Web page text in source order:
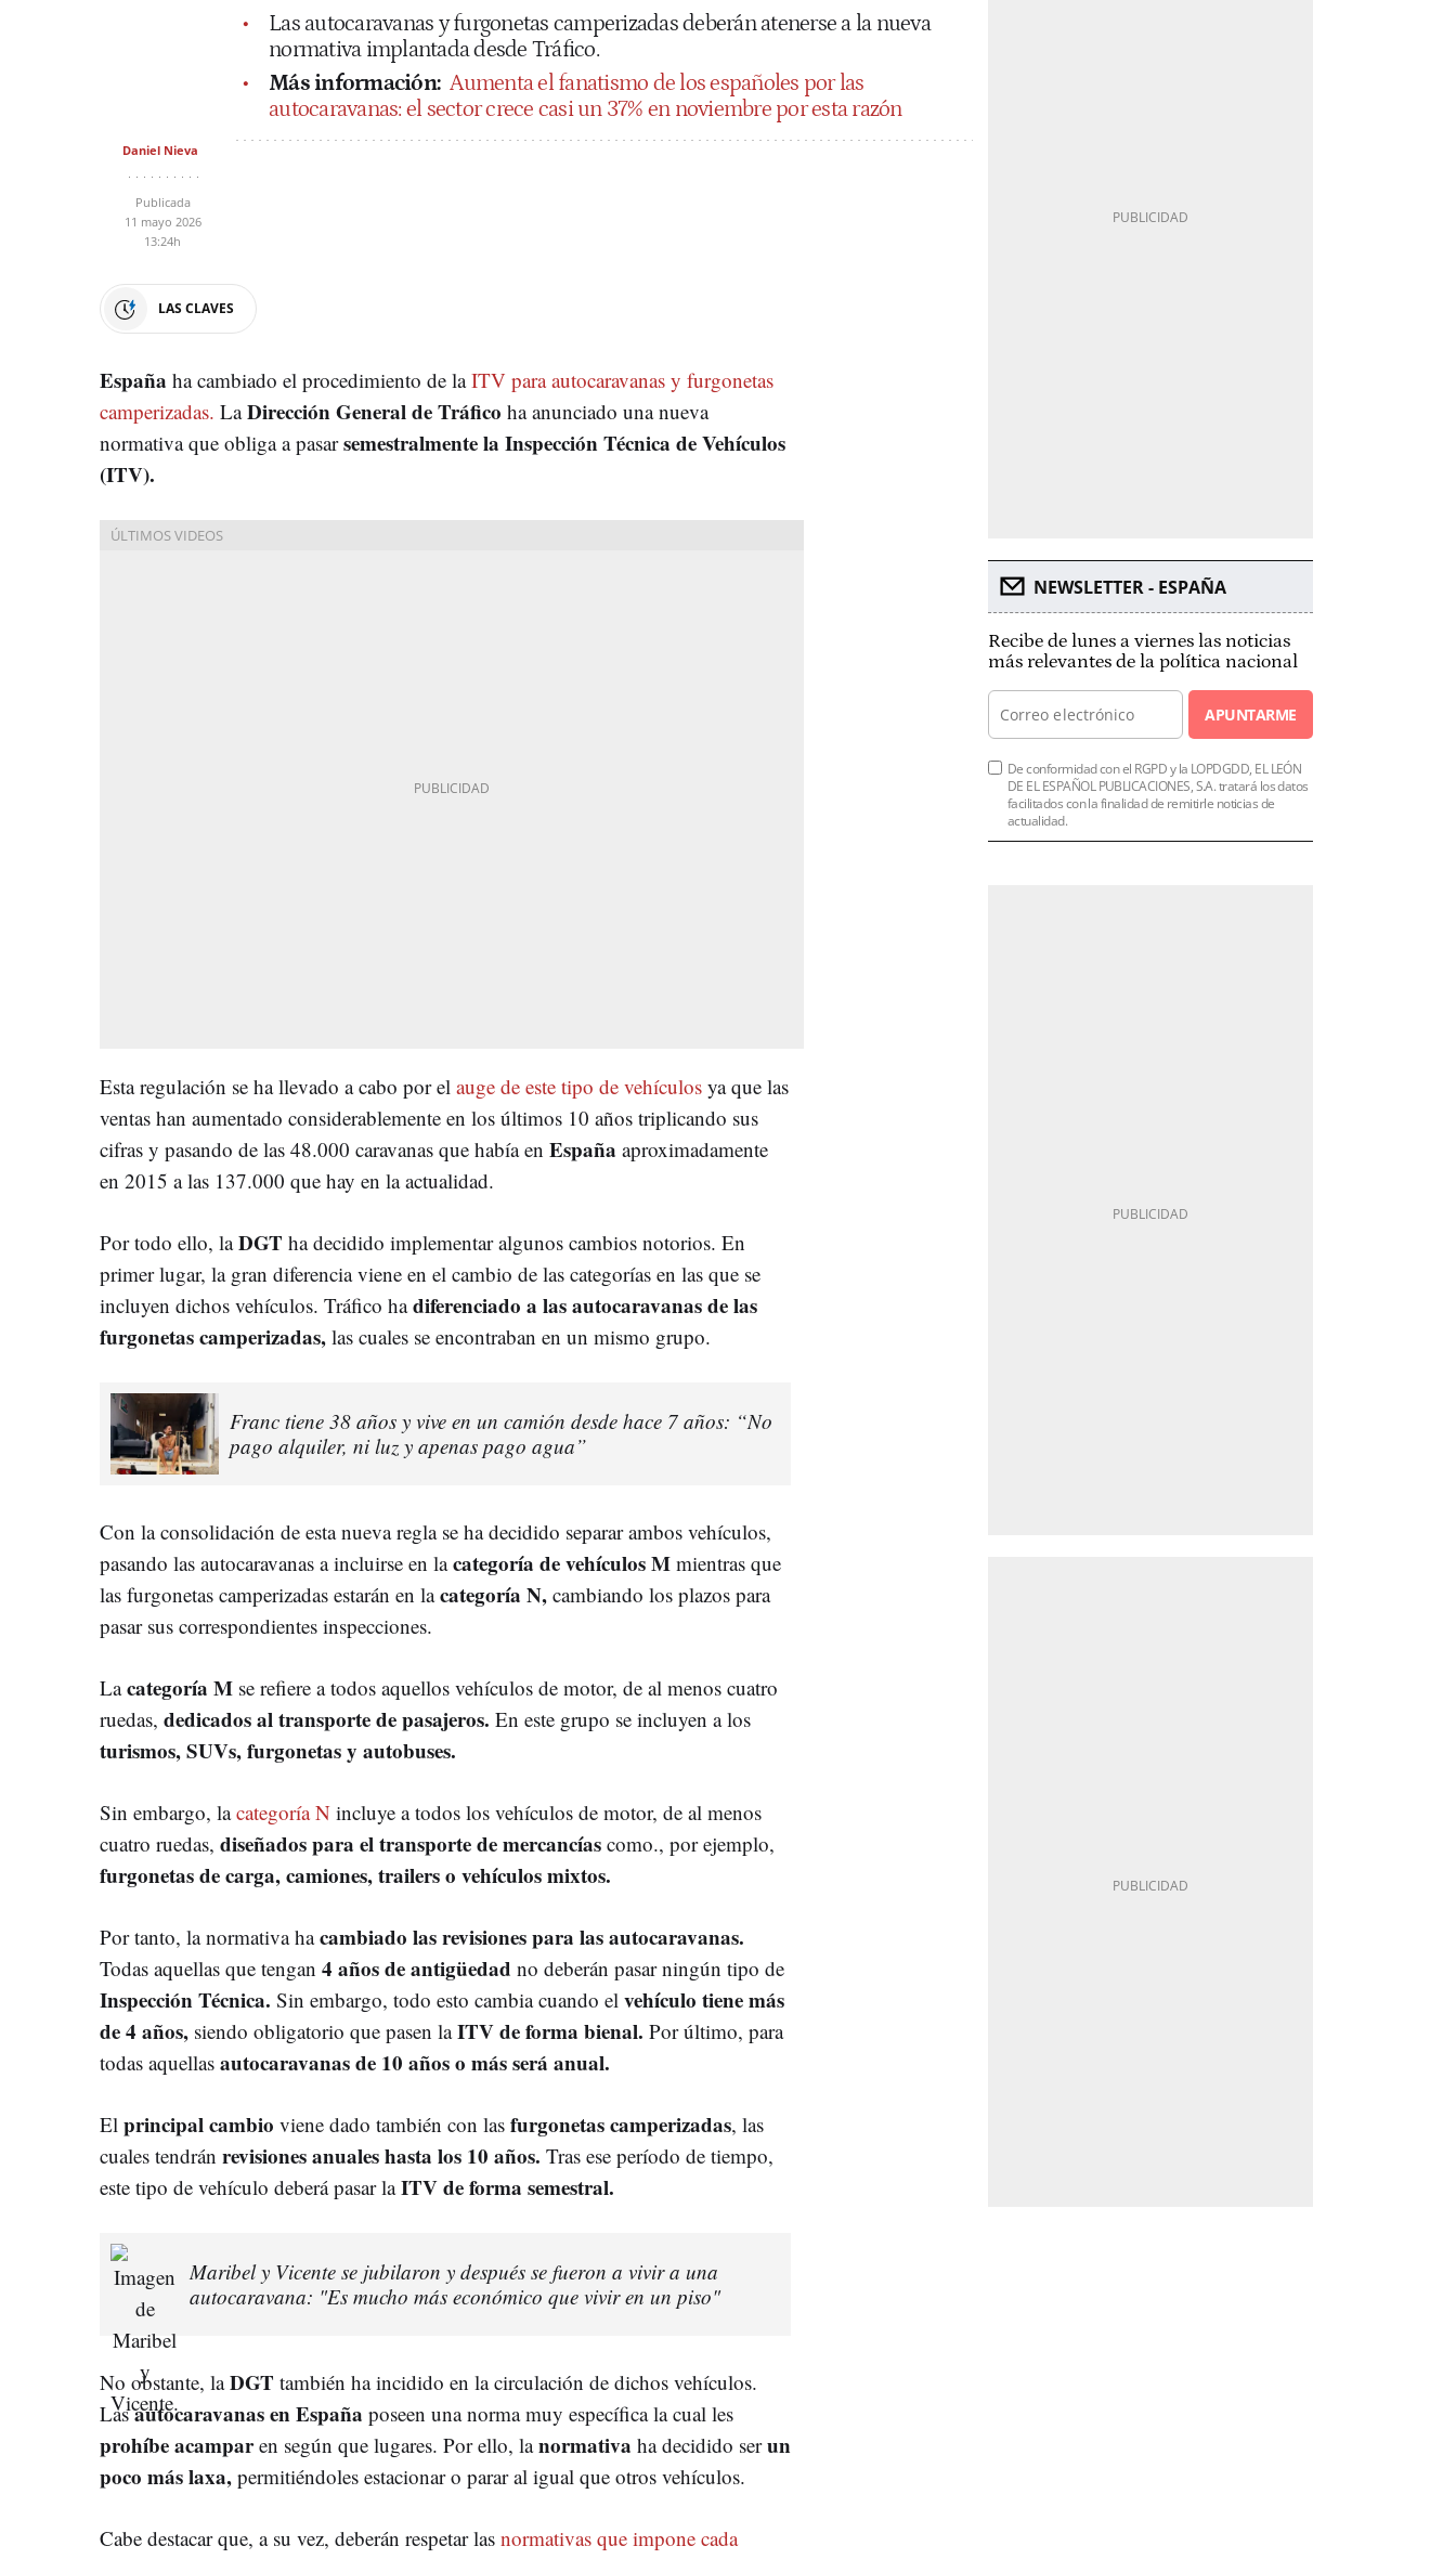
Las autocaravanas y furgonetas camperizadas deberán atenerse a la nueva
normativa implantada desde Tráfico.
Más información: Aumenta el fanatismo de los españoles por las
autocaravanas: el sector crece casi un 37% en noviembre por esta razón
Daniel Nieva
Publicada
11 mayo 2026
13:24h
LAS CLAVES
España ha cambiado el procedimiento de laITV para autocaravanas y furgonetas
camperizadas. LaDirección General de Tráfico ha anunciado una nueva
normativa que obliga a pasarsemestralmente la Inspección Técnica de Vehículos
(ITV).
Esta regulación se ha llevado a cabo por el auge de este tipo de vehículos ya que las
ventas han aumentado considerablemente en los últimos 10 años triplicando sus
cifras y pasando de las 48.000 caravanas que había en España aproximadamente
en 2015 a las 137.000 que hay en la actualidad.
Por todo ello, laDGT ha decidido implementar algunos cambios notorios. En
primer lugar, la gran diferencia viene en el cambio de las categorías en las que se
incluyen dichos vehículos. Tráfico hadiferenciado a las autocaravanas de las
furgonetas camperizadas, las cuales se encontraban en un mismo grupo.
Franc tiene 38 años y vive en un camión desde hace 7 años: “No
pago alquiler, ni luz y apenas pago agua”
Con la consolidación de esta nueva regla se ha decidido separar ambos vehículos,
pasando las autocaravanas a incluirse en lacategoría de vehículos M mientras que
las furgonetas camperizadas estarán en lacategoría N, cambiando los plazos para
pasar sus correspondientes inspecciones.
Lacategoría M se refiere a todos aquellos vehículos de motor, de al menos cuatro
ruedas, dedicados al transporte de pasajeros. En este grupo se incluyen a los
turismos, SUVs, furgonetas y autobuses.
Sin embargo, lacategoría N incluye a todos los vehículos de motor, de al menos
cuatro ruedas, diseñados para el transporte de mercancías como., por ejemplo,
furgonetas de carga, camiones, trailers o vehículos mixtos.
Por tanto, la normativa hacambiado las revisiones para las autocaravanas.
Todas aquellas que tengan 4 años de antigüedad no deberán pasar ningún tipo de
Inspección Técnica. Sin embargo, todo esto cambia cuando el vehículo tiene más
de 4 años, siendo obligatorio que pasen laITV de forma bienal. Por último, para
todas aquellas autocaravanas de 10 años o más será anual.
El principal cambio viene dado también con las furgonetas camperizadas, las
cuales tendrán revisiones anuales hasta los 10 años. Tras ese período de tiempo,
este tipo de vehículo deberá pasar laITV de forma semestral.
Maribel y Vicente se jubilaron y después se fueron a vivir a una
autocaravana: "Es mucho más económico que vivir en un piso"
No obstante, laDGT también ha incidido en la circulación de dichos vehículos.
Lasautocaravanas en España poseen una norma muy específica la cual les
prohíbe acamparen según que lugares. Por ello, lanormativa ha decidido serun
poco más laxa, permitiéndoles estacionar o parar al igual que otros vehículos.
Cabe destacar que, a su vez, deberán respetar las normativas que impone cada
NEWSLETTER - ESPAÑA
Recibe de lunes a viernes las noticias
más relevantes de la política nacional
APUNTARME
De conformidad con el RGPD y la LOPDGDD, EL LEÓN
DE EL ESPAÑOL PUBLICACIONES, S.A. tratará los datos
facilitados con la finalidad de remitirle noticias de
actualidad.